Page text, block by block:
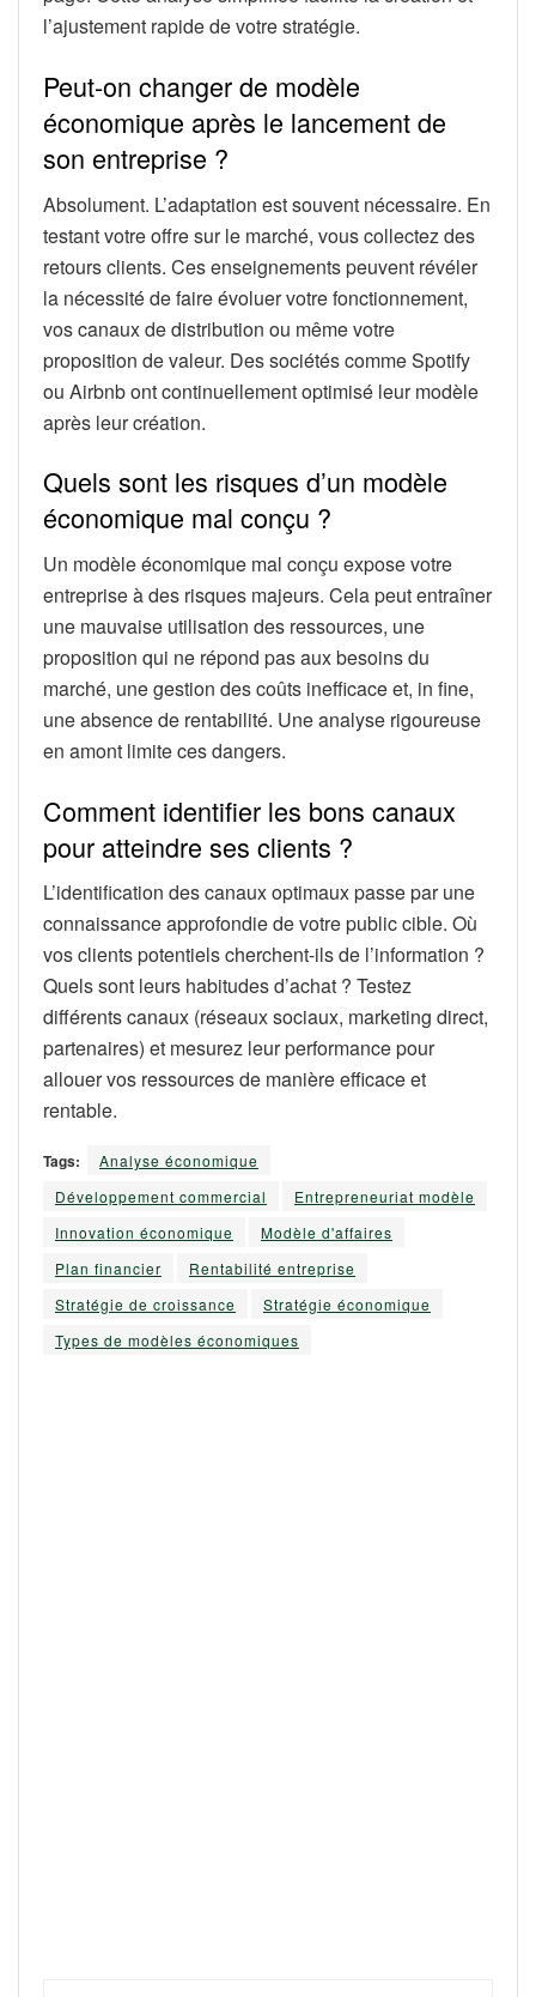
l’ajustement rapide de votre stratégie.
Peut-on changer de modèle
économique après le lancement de
son entreprise ?
Absolument. L’adaptation est souvent nécessaire. En
testant votre offre sur le marché, vous collectez des
retours clients. Ces enseignements peuvent révéler
la nécessité de faire évoluer votre fonctionnement,
vos canaux de distribution ou même votre
proposition de valeur. Des sociétés comme Spotify
ou Airbnb ont continuellement optimisé leur modèle
après leur création.
Quels sont les risques d’un modèle
économique mal conçu ?
Un modèle économique mal conçu expose votre
entreprise à des risques majeurs. Cela peut entraîner
une mauvaise utilisation des ressources, une
proposition qui ne répond pas aux besoins du
marché, une gestion des coûts inefficace et, in fine,
une absence de rentabilité. Une analyse rigoureuse
en amont limite ces dangers.
Comment identifier les bons canaux
pour atteindre ses clients ?
L’identification des canaux optimaux passe par une
connaissance approfondie de votre public cible. Où
vos clients potentiels cherchent-ils de l’information ?
Quels sont leurs habitudes d’achat ? Testez
différents canaux (réseaux sociaux, marketing direct,
partenaires) et mesurez leur performance pour
allouer vos ressources de manière efficace et
rentable.
Tags:
Analyse économique
Développement commercial
Entrepreneuriat modèle
Innovation économique
Modèle d'affaires
Plan financier
Rentabilité entreprise
Stratégie de croissance
Stratégie économique
Types de modèles économiques